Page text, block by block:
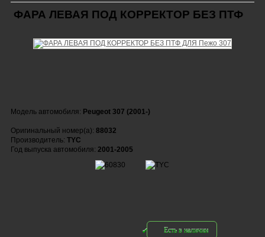
ФАРА ЛЕВАЯ ПОД КОРРЕКТОР БЕЗ ПТФ
Модель автомобиля: Peugeot 307 (2001-)
Оригинальный номер(а): 88032
Производитель: TYC
Год выпуска автомобиля: 2001-2005
Есть в наличии